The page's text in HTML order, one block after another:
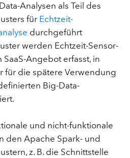
Analysen als Teil des
für Echtzeit-
durchgeführt
werden Echtzeit-Sensor-
Angebot erfasst, in
für die spätere Verwendung
Big-Data-
und nicht-funktionale
den Apache Spark- und
z. B. die Schnittstelle